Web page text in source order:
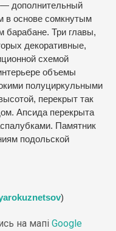
— дополнительный
в основе сомкнутым
барабане. Три главы,
декоративные,
схемой
объемы
полуциркульными
перекрыт так
Апсида перекрыта
Памятник
подольской
)
на мапі Google